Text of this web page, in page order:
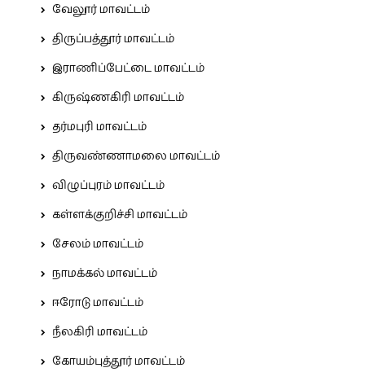
வேலூர் மாவட்டம்
திருப்பத்தூர் மாவட்டம்
இராணிப்பேட்டை மாவட்டம்
கிருஷ்ணகிரி மாவட்டம்
தர்மபுரி மாவட்டம்
திருவண்ணாமலை மாவட்டம்
விழுப்புரம் மாவட்டம்
கள்ளக்குறிச்சி மாவட்டம்
சேலம் மாவட்டம்
நாமக்கல் மாவட்டம்
ஈரோடு மாவட்டம்
நீலகிரி மாவட்டம்
கோயம்புத்தூர் மாவட்டம்